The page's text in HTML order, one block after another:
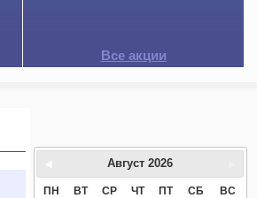
Все акции
Август 2026
ПН ВТ СР ЧТ ПТ СБ ВС